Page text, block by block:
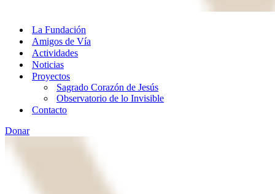
La Fundación
Amigos de Vía
Actividades
Noticias
Proyectos
Sagrado Corazón de Jesús
Observatorio de lo Invisible
Contacto
Donar